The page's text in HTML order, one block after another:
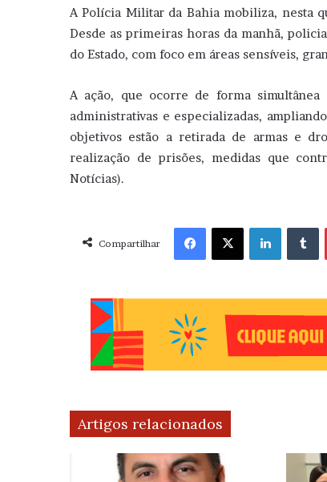
A Polícia Militar da Bahia mobiliza, nesta
Desde as primeiras horas da manhã,
do Estado, com foco em áreas sensíveis,
A ação, que ocorre de forma
administrativas e especializadas,
objetivos estão a retirada de armas e
realização de prisões, medidas que
Notícias).
Compartilhar
Facebook X Linkedin
Artigos relacionados